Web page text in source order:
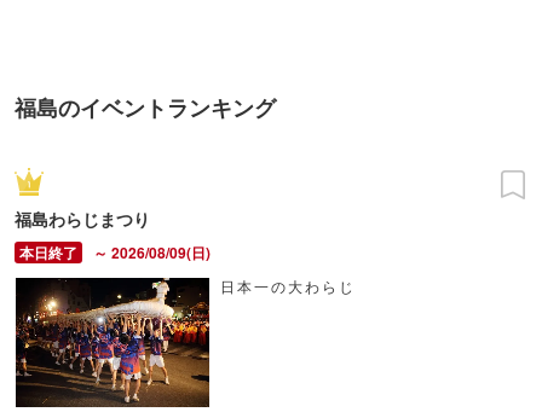
福島のイベントランキング
福島わらじまつり
～ 2026/08/09(日)
日本一の大わらじ